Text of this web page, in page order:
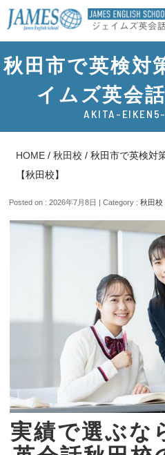
秋田市で英検対
イムズ英会
AKITA-
HOME /秋田校 /秋田市で英検対
【秋田校】
Posted on : 2026年7月8日 | Category :秋田校
実績で選ぶな